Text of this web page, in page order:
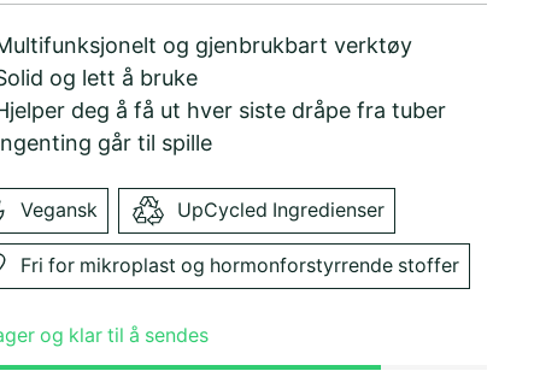
og gjenbrukbart verktøy
og lett å bruke
deg å få ut hver siste dråpe fra tuber
går til spille
Vegansk UpCycled Ingredienser
Fri for mikroplast og hormonforstyrrende stoffer
og klar til å sendes